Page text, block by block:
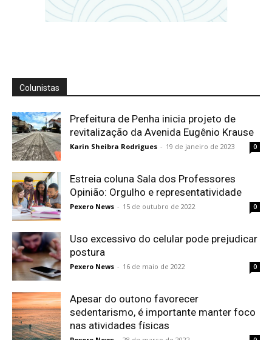
Colunistas
Prefeitura de Penha inicia projeto de
revitalização da Avenida Eugênio Krause
Karin Sheibra Rodrigues - 19 de janeiro de 2023 0
Estreia coluna Sala dos Professores
Opinião: Orgulho e representatividade
Pexero News - 15 de outubro de 2022 0
Uso excessivo do celular pode prejudicar
postura
Pexero News - 16 de maio de 2022 0
Apesar do outono favorecer
sedentarismo, é importante manter foco
nas atividades físicas